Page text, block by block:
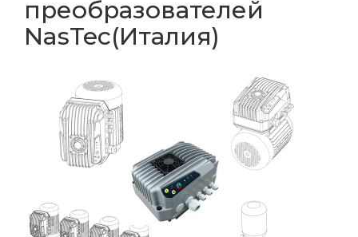
преобразователей
NasTec(Италия)